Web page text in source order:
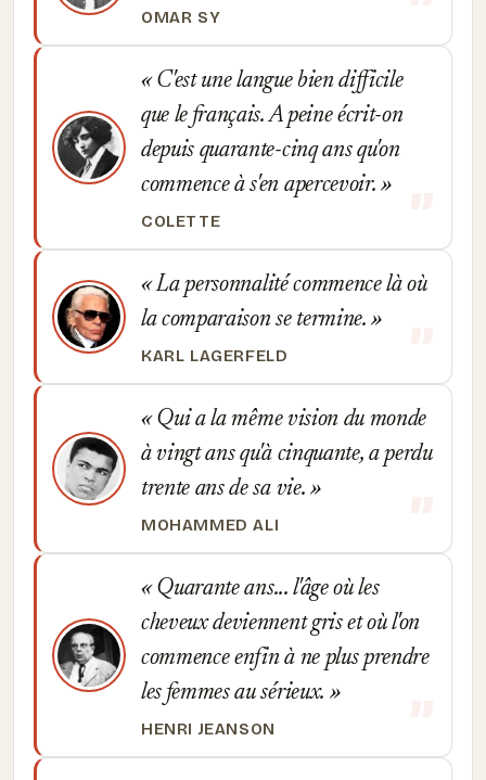
OMAR SY
C'est une langue bien difficile
que le français. A peine écrit-on
depuis quarante-cinq ans qu'on
commence à s'en apercevoir.
COLETTE
La personnalité commence là où
la comparaison se termine.
KARL LAGERFELD
Qui a la même vision du monde
à vingt ans qu'à cinquante, a perdu
trente ans de sa vie.
MOHAMMED ALI
Quarante ans... l'âge où les
cheveux deviennent gris et où l'on
commence enfin à ne plus prendre
les femmes au sérieux.
HENRI JEANSON